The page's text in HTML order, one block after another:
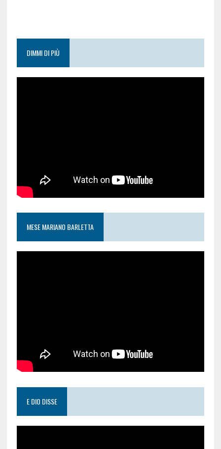
DIMMI DI PIÙ
MESE MARIANO BARLETTA
E DIO DISSE